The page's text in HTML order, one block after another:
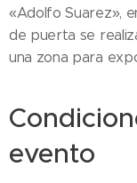
«Adolfo Suarez»,
de puerta se
una zona para
evento